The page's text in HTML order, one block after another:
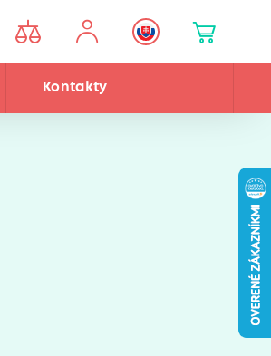
Kontakty